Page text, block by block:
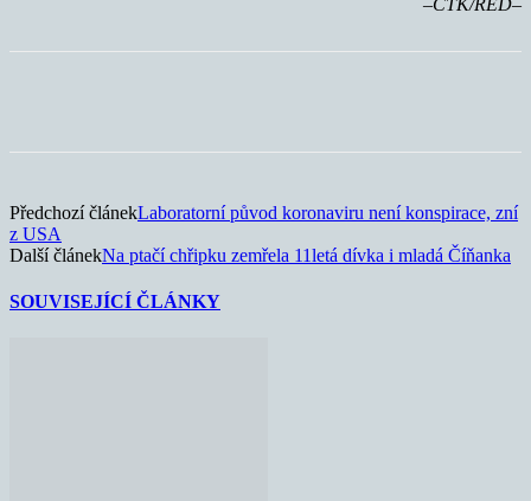
Předchozí článekLaboratorní původ koronaviru není konspirace, zní
z USA
Další článekNa ptačí chřipku zemřela 11letá dívka i mladá Číňanka
SOUVISEJÍCÍ ČLÁNKY